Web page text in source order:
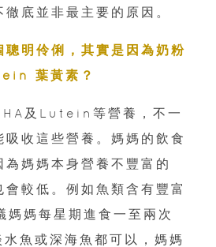
底並非最主要的原因。
明伶俐，其實是因為奶粉
葉黃素？
及Lutein等營養，不一
吸收這些營養。媽媽的飲食
為媽媽本身營養不豐富的
較低。例如魚類含有豐富
媽媽每星期進食一至兩次
魚或深海魚都可以，媽媽